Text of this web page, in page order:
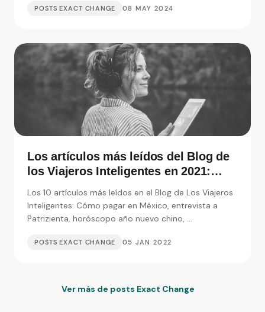
POSTS EXACT CHANGE 08 MAY 2024
Los artículos más leídos del Blog de
los Viajeros Inteligentes en 2021:
extranjeras
Los 10 artículos más leídos en el Blog de Los Viajeros
Inteligentes: Cómo pagar en México, entrevista a
Patrizienta, horóscopo año nuevo chino, ...
POSTS EXACT CHANGE 05 JAN 2022
Ver más de posts Exact Change